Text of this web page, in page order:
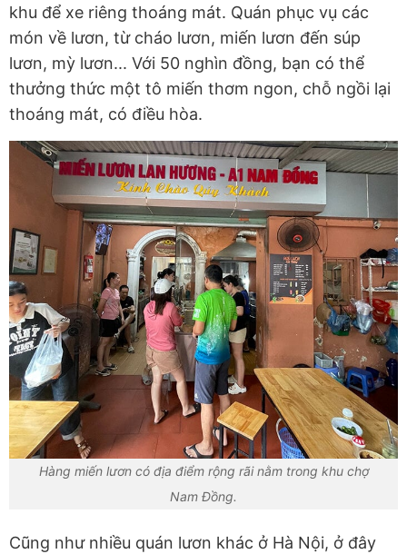
khu để xe riêng thoáng mát. Quán phục vụ các
món về lươn, từ cháo lươn, miến lươn đến súp
lươn, mỳ lươn... Với 50 nghìn đồng, bạn có thể
thưởng thức một tô miến thơm ngon, chỗ ngồi lại
thoáng mát, có điều hòa.
Hàng miến lươn có địa điểm rộng rãi nằm trong khu chợ
Nam Đồng.
Cũng như nhiều quán lươn khác ở Hà Nội, ở đây